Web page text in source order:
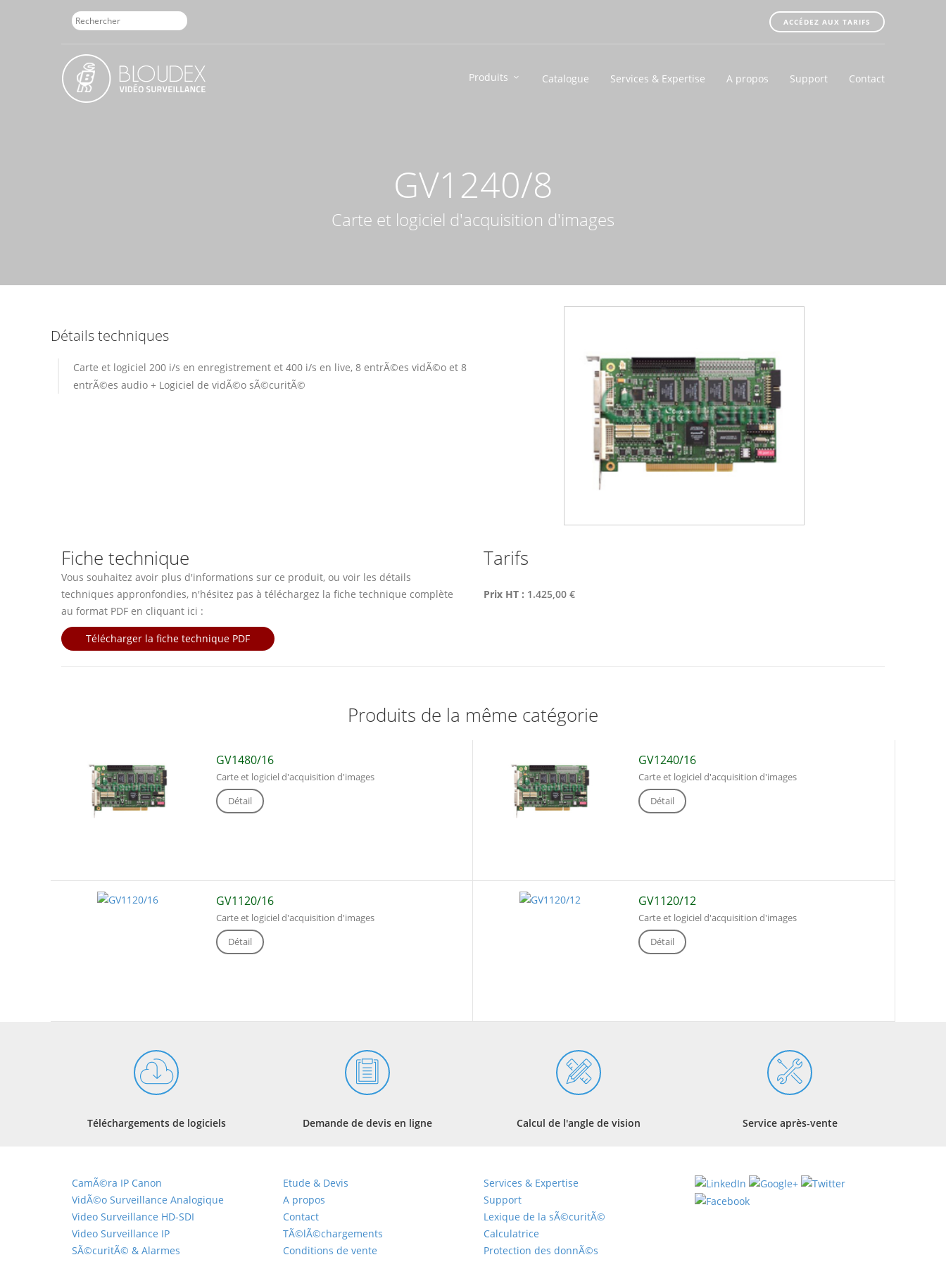
ACCÉDEZ AUX TARIFS
Produits Catalogue Services & Expertise A propos Support Contact
GV1240/8
Carte et logiciel d'acquisition d'images
Détails techniques
Carte et logiciel 200 i/s en enregistrement et 400 i/s en live, 8 entrÃ©es vidÃ©o et 8
entrÃ©es audio + Logiciel de vidÃ©o sÃ©curitÃ©
Fiche technique
Vous souhaitez avoir plus d'informations sur ce produit, ou voir les détails
techniques appronfondies, n'hésitez pas à téléchargez la fiche technique complète
au format PDF en cliquant ici :
Télécharger la fiche technique PDF
Tarifs
Prix HT : 1.425,00 €
Produits de la même catégorie
GV1480/16
Carte et logiciel d'acquisition d'images
Détail
GV1240/16
Carte et logiciel d'acquisition d'images
Détail
GV1120/16
Carte et logiciel d'acquisition d'images
Détail
GV1120/12
Carte et logiciel d'acquisition d'images
Détail
Téléchargements de logiciels Demande de devis en ligne Calcul de l'angle de vision Service après-vente
CamÃ©ra IP Canon
VidÃ©o Surveillance Analogique
Video Surveillance HD-SDI
Video Surveillance IP
SÃ©curitÃ© & Alarmes
Etude & Devis
Services & Expertise
A propos
Support
Contact
Lexique de la sÃ©curitÃ©
TÃ©lÃ©chargements
Calculatrice
Conditions de vente
Protection des donnÃ©s